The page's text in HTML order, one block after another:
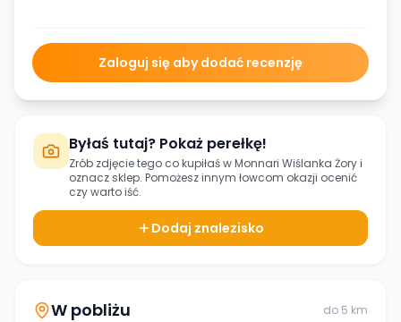
Zaloguj się aby dodać recenzję
Byłaś tutaj? Pokaż perełkę!
Zrób zdjęcie tego co kupiłaś wMonnari Wiślanka Żoryi
oznacz sklep. Pomożesz innym łowcom okazji ocenić
czy warto iść.
Dodaj znalezisko
W pobliżu do 5 km